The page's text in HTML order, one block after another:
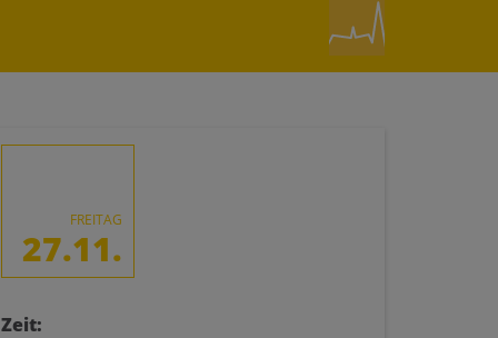
FREITAG
27.11.
Zeit: